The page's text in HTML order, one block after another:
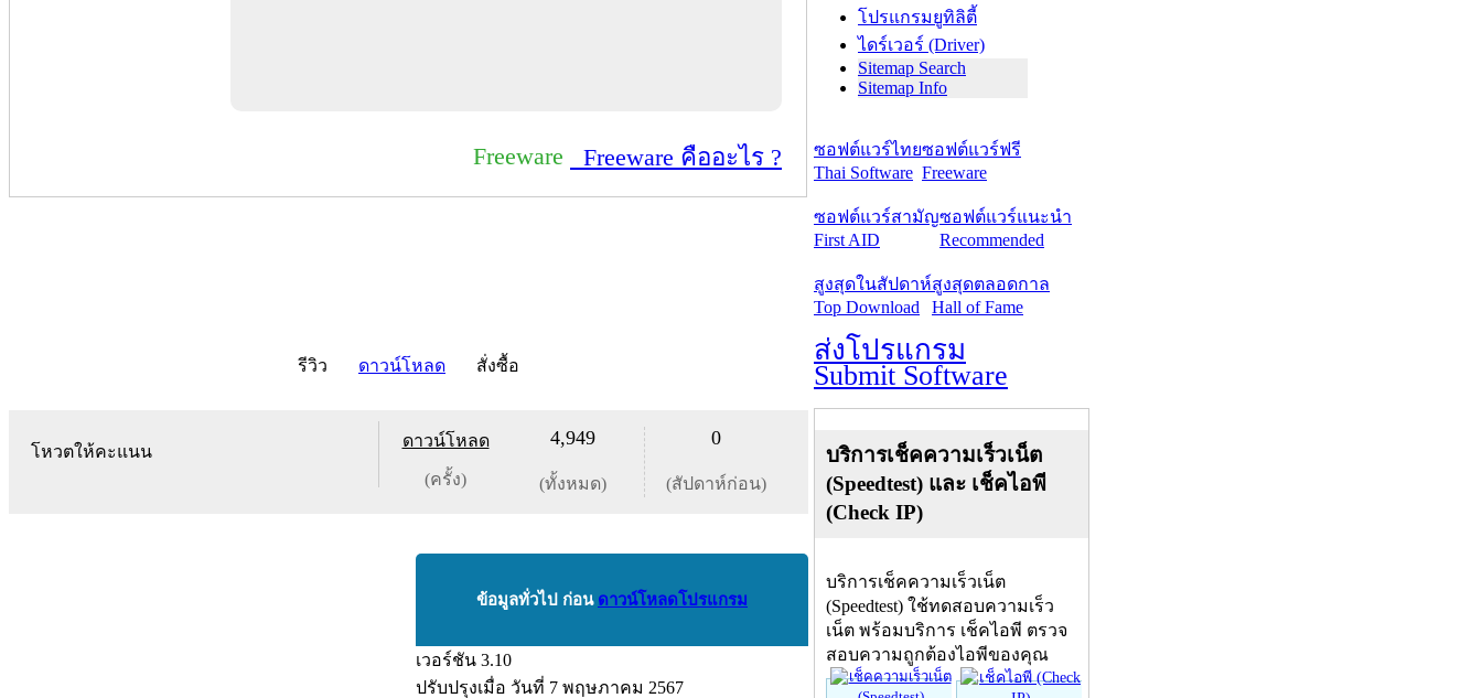
Freeware Freeware คืออะไร ?
รีวิว ดาวน์โหลด สั่งซื้อ
โหวตให้คะแนน
ดาวน์โหลด
(ครั้ง)
4,949
(ทั้งหมด)
0
(สัปดาห์ก่อน)
ข้อมูลทั่วไป ก่อน ดาวน์โหลดโปรแกรม
เวอร์ชัน 3.10
ปรับปรุงเมื่อ วันที่ 7 พฤษภาคม 2567
โปรแกรมยูทิลิตี้
ไดร์เวอร์ (Driver)
Sitemap Search
Sitemap Info
ซอฟต์แวร์ไทย
Thai Software
ซอฟต์แวร์ฟรี
Freeware
ซอฟต์แวร์สามัญ
First AID
ซอฟต์แวร์แนะนำ
Recommended
สูงสุดในสัปดาห์
Top Download
สูงสุดตลอดกาล
Hall of Fame
ส่งโปรแกรม
Submit Software
บริการเช็คความเร็วเน็ต
(Speedtest) และ เช็คไอพี
(Check IP)
บริการเช็คความเร็วเน็ต
(Speedtest) ใช้ทดสอบความเร็ว
เน็ต พร้อมบริการ เช็คไอพี ตรวจ
สอบความถูกต้องไอพีของคุณ